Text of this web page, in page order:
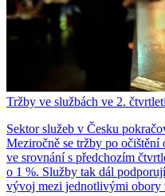
Tržby ve službách ve 2.
Sektor služeb v Česku
Meziročně se tržby po
ve srovnání s předchozím
o 1 %. Služby tak dál
vývoj mezi jednotlivými obory